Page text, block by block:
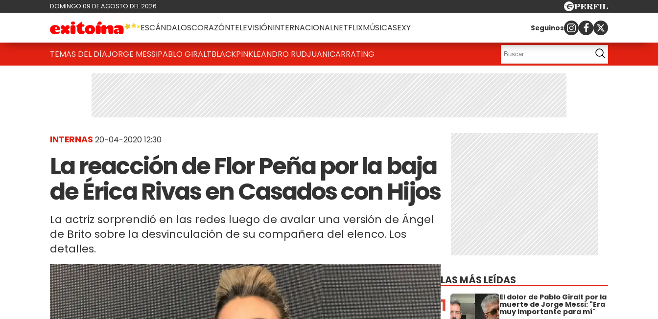
DOMINGO 09 DE AGOSTO DEL 2026
ESCÁNDALOSCORAZÓNTELEVISIÓNINTERNACIONALNETFLIXMÚSICASEXY Seguinos
TEMAS DEL DÍAJORGE MESSIPABLO GIRALTBLACKPINKLEANDRO RUDJUANICARRATING
INTERNAS 20-04-2020 12:30
La reacción de Flor Peña por la baja
de Érica Rivas en Casados con Hijos
La actriz sorprendió en las redes luego de avalar una versión de Ángel
de Brito sobre la desvinculación de su compañera del elenco. Los
detalles.
LAS MÁS LEÍDAS
1 El dolor de Pablo Giralt por la
muerte de Jorge Messi: "Era
muy importante para mí"